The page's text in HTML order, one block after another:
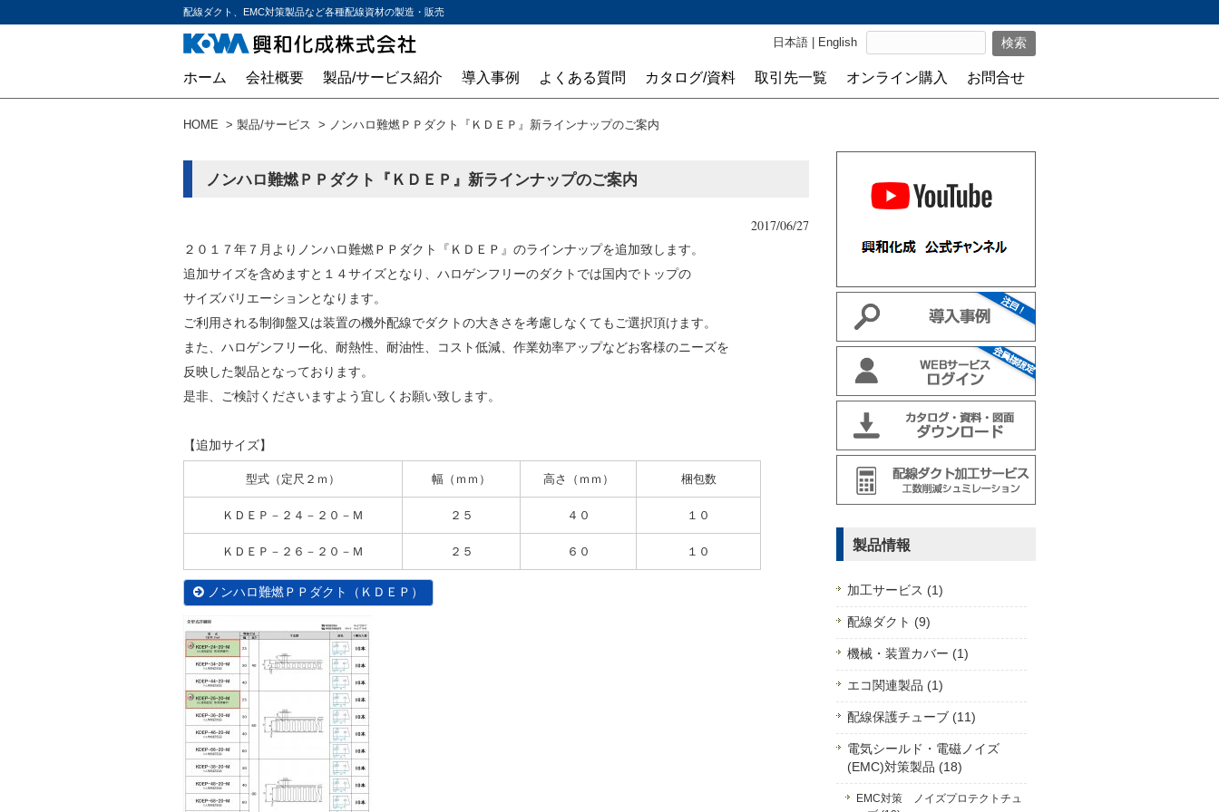
配線ダクト、EMC対策製品など各種配線資材の製造・販売
日本語 | English
ホーム 会社概要 製品/サービス紹介 導入事例 よくある質問 カタログ/資料 取引先一覧 オンライン購入 お問合せ
HOME 製品/サービス ノンハロ難燃ＰＰダクト『ＫＤＥＰ』新ラインナップのご案内
ノンハロ難燃ＰＰダクト『ＫＤＥＰ』新ラインナップのご案内
2017/06/27
２０１７年７月よりノンハロ難燃ＰＰダクト『ＫＤＥＰ』のラインナップを追加致します。
追加サイズを含めますと１４サイズとなり、ハロゲンフリーのダクトでは国内でトップの
サイズバリエーションとなります。
ご利用される制御盤又は装置の機外配線でダクトの大きさを考慮しなくてもご選択頂けます。
また、ハロゲンフリー化、耐熱性、耐油性、コスト低減、作業効率アップなどお客様のニーズを
反映した製品となっております。
是非、ご検討くださいますよう宜しくお願い致します。
【追加サイズ】
型式（定尺２ｍ） 幅（ｍｍ） 高さ（ｍｍ） 梱包数
ＫＤＥＰ－２４－２０－Ｍ ２５ ４０ １０
ＫＤＥＰ－２６－２０－Ｍ ２５ ６０ １０
ノンハロ難燃ＰＰダクト（ＫＤＥＰ）
製品情報
加工サービス (1)
配線ダクト (9)
機械・装置カバー (1)
エコ関連製品 (1)
配線保護チューブ (11)
電気シールド・電磁ノイズ
(EMC)対策製品 (18)
EMC対策 ノイズプロテクトチュ